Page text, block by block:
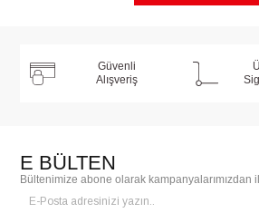
Güvenli
Alışveriş
E BÜLTEN
Bültenimize abone olarak kampanyalarımızdan